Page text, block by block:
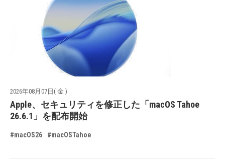
2026年08月07日( 金 )
Apple、セキュリティを修正した「macOS Tahoe
26.6.1」を配布開始
#macOS26 #macOSTahoe